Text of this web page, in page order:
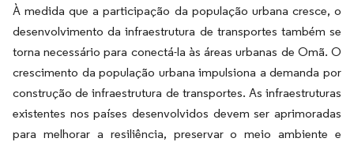
À medida que a participação da população urbana cresce, o
desenvolvimento da infraestrutura de transportes também se
torna necessário para conectá-la às áreas urbanas de Omã. O
crescimento da população urbana impulsiona a demanda por
construção de infraestrutura de transportes. As infraestruturas
existentes nos países desenvolvidos devem ser aprimoradas
para melhorar a resiliência, preservar o meio ambiente e